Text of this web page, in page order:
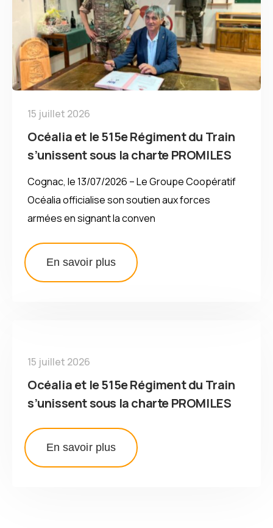
15 juillet 2026
Océalia et le 515e Régiment du Train
s’unissent sous la charte PROMILES
Cognac, le 13/07/2026 – Le Groupe Coopératif
Océalia officialise son soutien aux forces
armées en signant la conven
En savoir plus
15 juillet 2026
Océalia et le 515e Régiment du Train
s’unissent sous la charte PROMILES
En savoir plus